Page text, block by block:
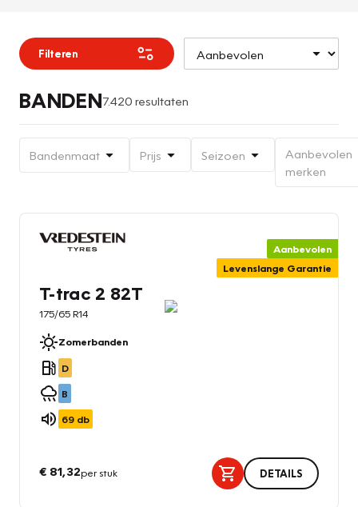
Filteren
BANDEN7.420 resultaten
Bandenmaat Prijs Seizoen
Aanbevolen
merken
Aanbevolen
Levenslange Garantie
T-trac 2 82T
175/65 R14
Zomerbanden
D
B
69 db
€ 81,32per stuk DETAILS